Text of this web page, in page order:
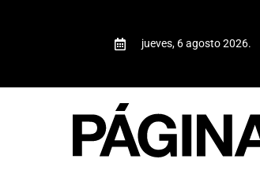
jueves, 6 agosto 2026.